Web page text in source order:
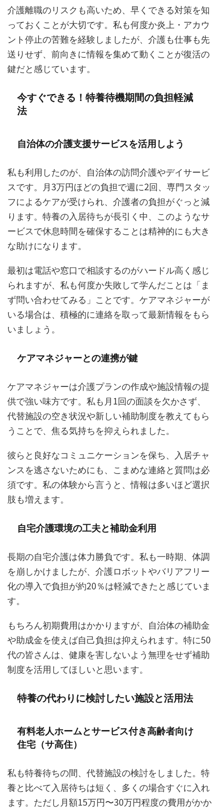
介護離職のリスクも高いため、早くできる対策を知
っておくことが大切です。私も何度か炎上・アカウ
ント停止の苦難を経験しましたが、介護も仕事も先
送りせず、前向きに情報を集めて動くことが復活の
鍵だと感じています。
今すぐできる！特養待機期間の負担軽減
法
自治体の介護支援サービスを活用しよう
私も利用したのが、自治体の訪問介護やデイサービ
スです。月3万円ほどの負担で週に2回、専門スタッ
フによるケアが受けられ、介護者の負担がぐっと減
ります。特養の入居待ちが長引く中、このようなサ
ービスで休息時間を確保することは精神的にも大き
な助けになります。
最初は電話や窓口で相談するのがハードル高く感じ
られますが、私も何度か失敗して学んだことは「ま
ず問い合わせてみる」ことです。ケアマネジャーが
いる場合は、積極的に連絡を取って最新情報をもら
いましょう。
ケアマネジャーとの連携が鍵
ケアマネジャーは介護プランの作成や施設情報の提
供で強い味方です。私も月1回の面談を欠かさず、
代替施設の空き状況や新しい補助制度を教えてもら
うことで、焦る気持ちを抑えられました。
彼らと良好なコミュニケーションを保ち、入居チャ
ンスを逃さないためにも、こまめな連絡と質問は必
須です。私の体験から言うと、情報は多いほど選択
肢も増えます。
自宅介護環境の工夫と補助金利用
長期の自宅介護は体力勝負です。私も一時期、体調
を崩しかけましたが、介護ロボットやバリアフリー
化の導入で負担が約20％は軽減できたと感じていま
す。
もちろん初期費用はかかりますが、自治体の補助金
や助成金を使えば自己負担は抑えられます。特に50
代の皆さんは、健康を害しないよう無理をせず補助
制度を活用してほしいと思います。
特養の代わりに検討したい施設と活用法
有料老人ホームとサービス付き高齢者向け
住宅（サ高住）
私も特養待ちの間、代替施設の検討をしました。特
養と比べて入居待ちは短く、多くの場合すぐに入れ
ます。ただし月額15万円〜30万円程度の費用がかか